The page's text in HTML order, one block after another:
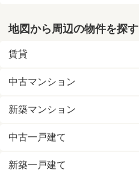
地図から周辺の物件を探す
賃貸
中古マンション
新築マンション
中古一戸建て
新築一戸建て